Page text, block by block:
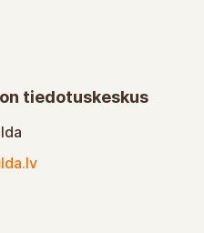
tiedotuskeskus